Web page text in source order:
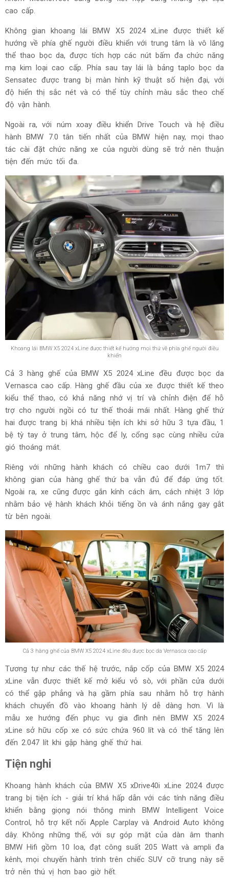
cao cấp.
Không gian khoang lái BMW X5 2024 xLine được thiết kế
hướng về phía ghế người điều khiển với trung tâm là vô lăng
thể thao bọc da, được tích hợp các nút bấm đa chức năng
mạ kim loại cao cấp. Phía sau tay lái là bảng taplo bọc da
Sensatec được trang bị màn hình kỹ thuật số hiện đại, với
độ hiển thị sắc nét và có thể tùy chỉnh màu sắc theo chế
độ vận hành.
Ngoài ra, với núm xoay điều khiển Drive Touch và hệ điều
hành BMW 7.0 tân tiến nhất của BMW hiện nay, mọi thao
tác cài đặt chức năng xe của người dùng sẽ trở nên thuận
tiện đến mức tối đa.
Khoang lái BMW X5 2024 xLine được thiết kế hướng mọi thứ về phía ghế người điều
khiển
Cả 3 hàng ghế của BMW X5 2024 xLine đều được bọc da
Vernasca cao cấp. Hàng ghế đầu của xe được thiết kế theo
kiểu thể thao, có khả năng nhớ vị trí và chỉnh điện để hỗ
trợ cho người ngồi có tư thế thoải mái nhất. Hàng ghế thứ
hai được trang bị khá nhiều tiện ích khi sở hữu 3 tựa đầu, 1
bệ tỳ tay ở trung tâm, hộc để ly, cổng sạc cùng nhiều cửa
gió thoáng mát.
Riêng với những hành khách có chiều cao dưới 1m7 thì
không gian của hàng ghế thứ ba vẫn đủ để đáp ứng tốt.
Ngoài ra, xe cũng được gắn kính cách âm, cách nhiệt 3 lớp
nhằm bảo vệ hành khách khỏi tiếng ồn và ánh nắng gay gắt
từ bên ngoài.
Cả 3 hàng ghế của BMW X5 2024 xLine đều được bọc da Vernasca cao cấp
Tương tự như các thế hệ trước, nắp cốp của BMW X5 2024
xLine vẫn được thiết kế mở kiểu vỏ sò, với phần cửa dưới
có thể gập phẳng và hạ gầm phía sau nhằm hỗ trợ hành
khách chuyển đồ vào khoang hành lý dễ dàng hơn. Vì là
mẫu xe hướng đến phục vụ gia đình nên BMW X5 2024
xLine sở hữu cốp xe có sức chứa 960 lít và có thể tăng lên
đến 2.047 lít khi gập hàng ghế thứ hai.
Tiện nghi
Khoang hành khách của BMW X5 xDrive40i xLine 2024 được
trang bị tiện ích - giải trí khá hấp dẫn với các tính năng điều
khiển bằng giọng nói thông minh BMW Intelligent Voice
Control, hỗ trợ kết nối Apple Carplay và Android Auto không
dây. Không những thế, với sự góp mặt của dàn âm thanh
BMW Hifi gồm 10 loa, đạt công suất 205 Watt và ampli đa
kênh, mọi chuyến hành trình trên chiếc SUV cỡ trung này sẽ
trở nên thú vị hơn bao giờ hết.